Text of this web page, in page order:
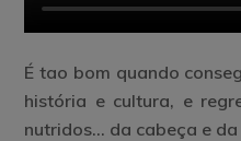
É tao bom quando
história e cultura, e
nutridos… da cabeça e